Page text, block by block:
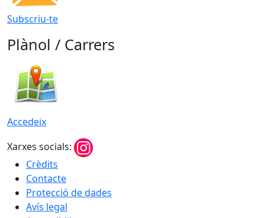
Subscriu-te
Plànol / Carrers
Accedeix
Xarxes socials:
Crèdits
Contacte
Protecció de dades
Avís legal